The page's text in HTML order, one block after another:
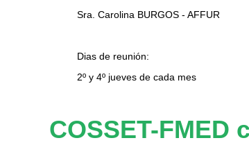
Sra. Carolina BURGOS - AFFUR
Dias de reunión:
2º y 4º jueves de cada mes
COSSET-FMED